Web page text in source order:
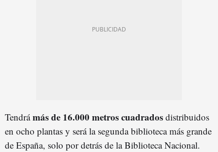
Tendrámás de 16.000 metros cuadrados distribuidos
en ocho plantas y será la segunda biblioteca más grande
de España, solo por detrás de la Biblioteca Nacional.